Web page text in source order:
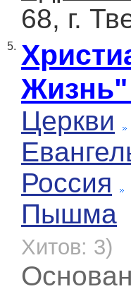
68, г.
5.
Церкви
Россия
Пышма
Хитов: 3)